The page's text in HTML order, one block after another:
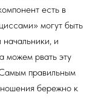
есть в
могут быть
и
можем рвать эту
правильным
бережно к